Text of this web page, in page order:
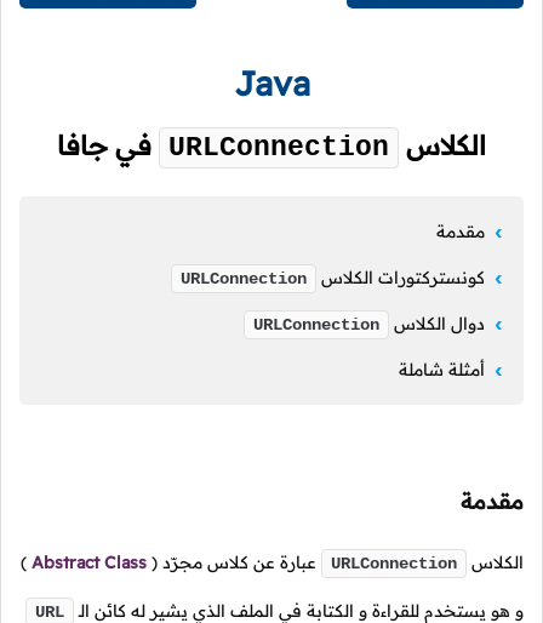
Java
الكلاس URLConnection في جافا
مقدمة
كونستركتورات الكلاس URLConnection
دوال الكلاس URLConnection
أمثلة شاملة
مقدمة
الكلاس URLConnection عبارة عن كلاس مجرّد (
Abstract Class
)
و هو يستخدم للقراءة و الكتابة في الملف الذي يشير له كائن الـ URL